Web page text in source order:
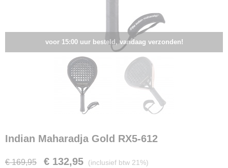
voor 15:00 uur besteld, vandaag verzonden!
Indian Maharadja Gold RX5-612
€ 169,95 € 132,95 (inclusief btw 21%)